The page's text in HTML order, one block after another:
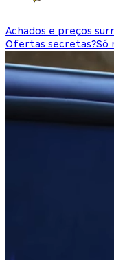
Achados e preços
Ofertas secretas?Só